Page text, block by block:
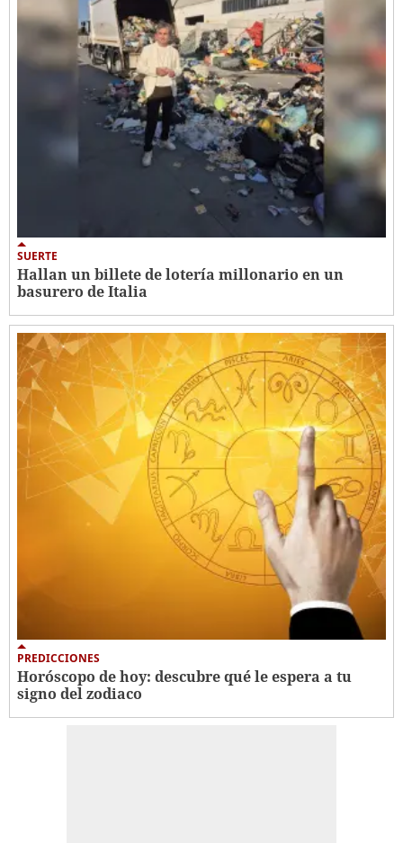
SUERTE
Hallan un billete de lotería millonario en un
basurero de Italia
PREDICCIONES
Horóscopo de hoy: descubre qué le espera a tu
signo del zodiaco